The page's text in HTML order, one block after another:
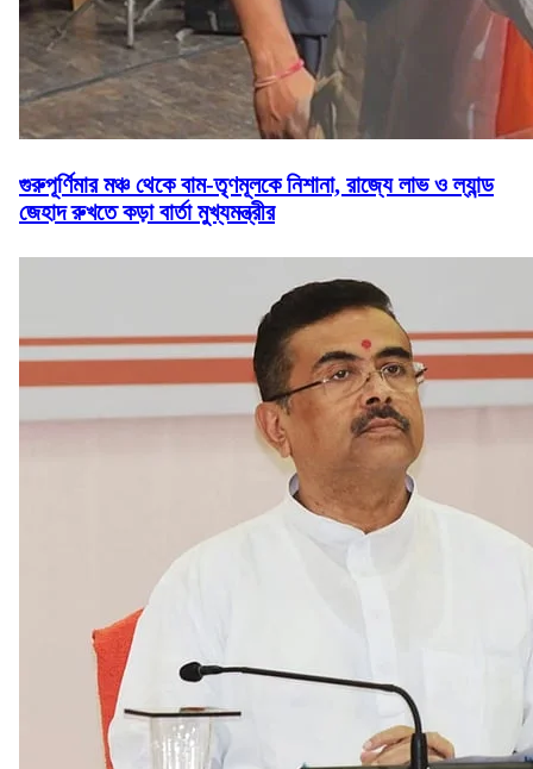
গুরুপূর্ণিমার মঞ্চ থেকে বাম-তৃণমূলকে নিশানা, রাজ্যে লাভ ও ল্যান্ড
জেহাদ রুখতে কড়া বার্তা মুখ্যমন্ত্রীর